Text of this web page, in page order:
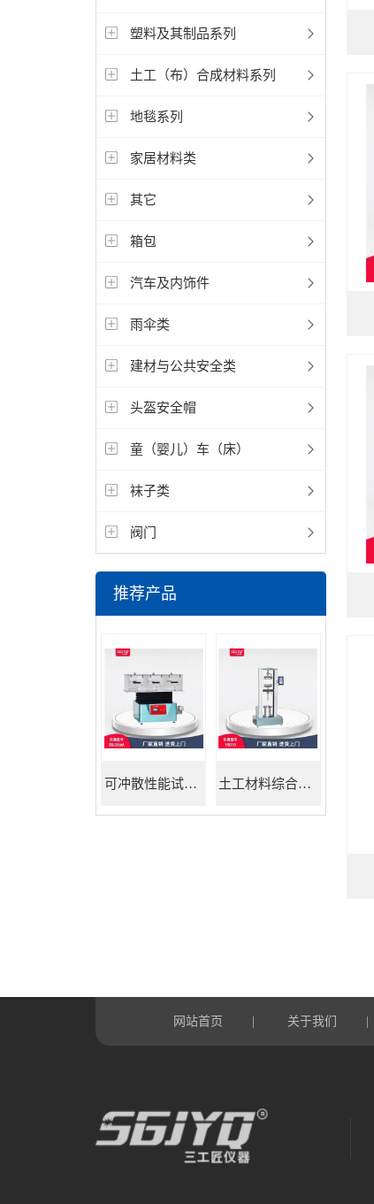
塑料及其制品系列
土工（布）合成材料系列
地毯系列
家居材料类
其它
箱包
汽车及内饰件
雨伞类
建材与公共安全类
头盔安全帽
童（婴儿）车（床）
袜子类
阀门
推荐产品
可冲散性能试验机 土工材料综合试验机
网站首页 关于我们